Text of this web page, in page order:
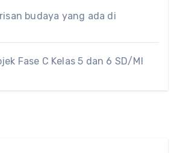
budaya yang ada di
Fase C Kelas 5 dan 6 SD/MI